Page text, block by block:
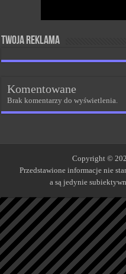
Twoja reklama
Komentowane
Brak komentarzy do wyświetlenia.
Copyright ©
Przedstawione informacje nie
a są jedynie